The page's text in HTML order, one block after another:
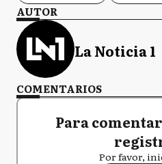
AUTOR
La Noticia 1
COMENTARIOS
Para
Por favor,